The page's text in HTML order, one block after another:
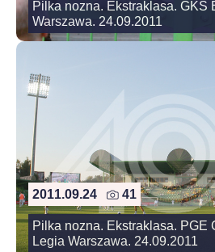
Pilka nozna. Ekstraklasa. GKS
Warszawa. 24.09.2011
2011.09.24 41
Pilka nozna. Ekstraklasa. PGE
Legia Warszawa. 24.09.2011